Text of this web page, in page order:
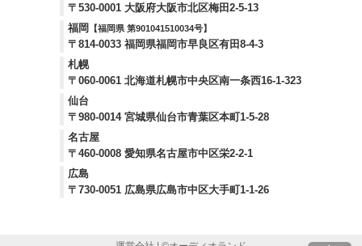
〒530-0001 大阪府大阪市北区梅田2-5-13
福岡
【福岡県 第901041510034号】
〒814-0033 福岡県福岡市早良区有田8-4-3
札幌
〒060-0061 北海道札幌市中央区南一条西16-1-323
仙台
〒980-0014 宮城県仙台市青葉区本町1-5-28
名古屋
〒460-0008 愛知県名古屋市中区栄2-2-1
広島
〒730-0051 広島県広島市中区大手町1-1-26